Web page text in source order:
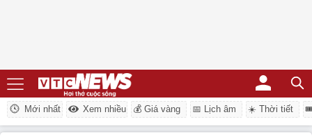
Mới nhất Xem nhiều 💰 Giá vàng 📅 Lịch âm ☀️ Thời tiết